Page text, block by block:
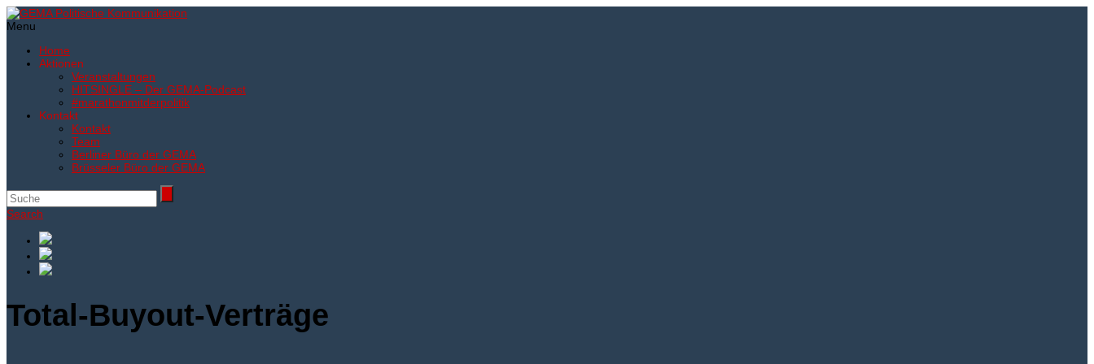
Menu
Home
Aktionen
Veranstaltungen
HITSINGLE – Der GEMA-Podcast
#marathonmitderpolitik
Kontakt
Kontakt
Team
Berliner Büro der GEMA
Brüsseler Büro der GEMA
Search
Total-Buyout-Verträge